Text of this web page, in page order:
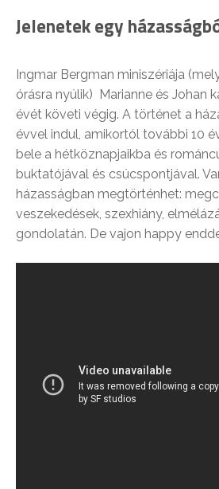
Jelenetek egy
Ingmar Bergman miniszériája
órásra nyúlik) Marianne és Johan
évét követi végig. A történet a
évvel indul, amikortól további 10
bele a hétköznapjaikba és
buktatójával és csúcspontjával.
házasságban megtörténhet:
veszekedések, szexhiány,
gondolatán. De vajon happy